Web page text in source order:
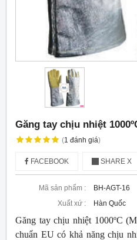
Găng tay chịu nhiệt
(1 đánh giá)
FACEBOOK SHARE X
Mã sản phẩm :
BH-AGT-16
Xuất xứ :
Hàn Quốc
Găng tay chịu nhiệt 1000ºC
chuẩn EU có khả năng chịu